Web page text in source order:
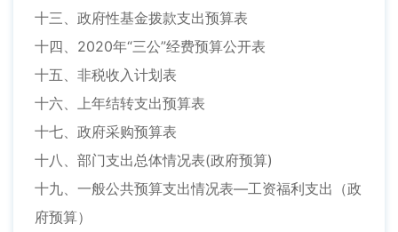
十三、政府性基金拨款支出预算表
十四、2020年“三公”经费预算公开表
十五、非税收入计划表
十六、上年结转支出预算表
十七、政府采购预算表
十八、部门支出总体情况表(政府预算)
十九、一般公共预算支出情况表—工资福利支出（政
府预算）